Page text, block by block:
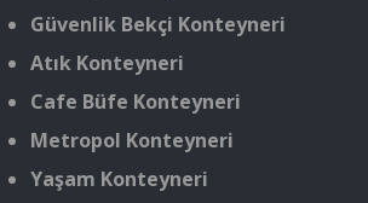
Güvenlik Bekçi Konteyneri
Atık Konteyneri
Cafe Büfe Konteyneri
Metropol Konteyneri
Yaşam Konteyneri